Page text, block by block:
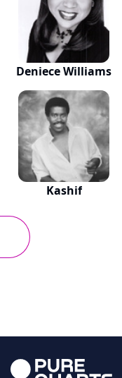
Deniece Williams
Kashif